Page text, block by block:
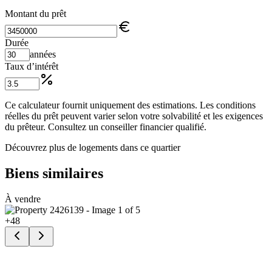
Montant du prêt
Durée
années
Taux d’intérêt
Ce calculateur fournit uniquement des estimations. Les conditions
réelles du prêt peuvent varier selon votre solvabilité et les exigences
du prêteur. Consultez un conseiller financier qualifié.
Découvrez plus de logements dans ce quartier
Biens similaires
À vendre
+48